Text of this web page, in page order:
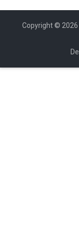
Copyright © 2026